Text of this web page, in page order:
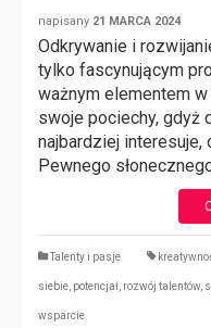
napisany 21 MARCA 2024
Odkrywanie i
tylko fascynującym
ważnym elementem
swoje pociechy, gdyż
najbardziej
Pewnego
Talenty i pasje
siebie potencjał rozwój talentów
wsparcie